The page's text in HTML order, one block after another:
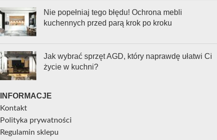
Nie popełniaj tego błędu! Ochrona mebli
kuchennych przed parą krok po kroku
Jak wybrać sprzęt AGD, który naprawdę ułatwi Ci
życie w kuchni?
INFORMACJE
Kontakt
Polityka prywatności
Regulamin sklepu